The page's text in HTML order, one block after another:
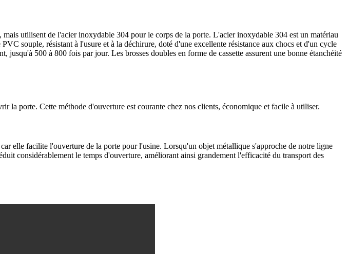
utilisent de l'acier inoxydable 304 pour le corps de la porte. L'acier inoxydable 304 est un matériau
souple, résistant à l'usure et à la déchirure, doté d'une excellente résistance aux chocs et d'un cycle
500 à 800 fois par jour. Les brosses doubles en forme de cassette assurent une bonne étanchéité
porte. Cette méthode d'ouverture est courante chez nos clients, économique et facile à utiliser.
elle facilite l'ouverture de la porte pour l'usine. Lorsqu'un objet métallique s'approche de notre ligne
considérablement le temps d'ouverture, améliorant ainsi grandement l'efficacité du transport des